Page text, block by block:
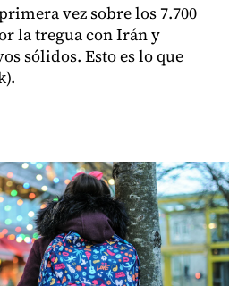
vez sobre los 7.700
la tregua con Irán y
sólidos. Esto es lo que